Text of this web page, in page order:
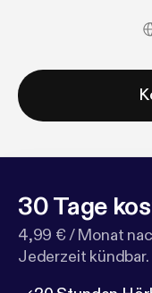
30 Tage
4,99 € / Monat
Jederzeit kündbar.